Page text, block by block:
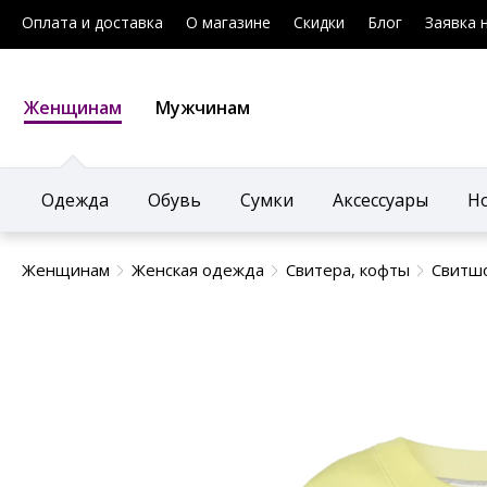
Оплата и доставка О магазине Скидки Блог Заявка
Женщинам
Одежда Обувь Сумки Аксессуары
Мужчинам
Женщинам Женская одежда Свитера, кофты